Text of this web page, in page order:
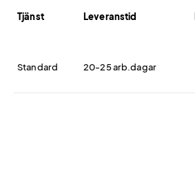
Tjänst Leveranstid
Standard 20-25 arb.dagar